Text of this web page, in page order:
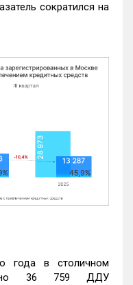
сократился на
года в столичном
36 759 ДДУ